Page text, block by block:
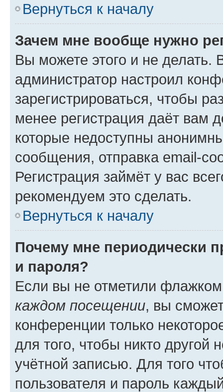
Вернуться к началу
Зачем мне вообще нужно
Вы можете этого и не делать.
администратор настроил
зарегистрироваться, чтобы
менее регистрация даёт вам
которые недоступны
сообщения, отправка email-
Регистрация займёт у вас
рекомендуем это сделать.
Вернуться к началу
Почему мне периодически
и пароля?
Если вы не отметили
каждом посещении, вы
конференции только
для того, чтобы никто другой
учётной записью. Для того
пользователя и пароль